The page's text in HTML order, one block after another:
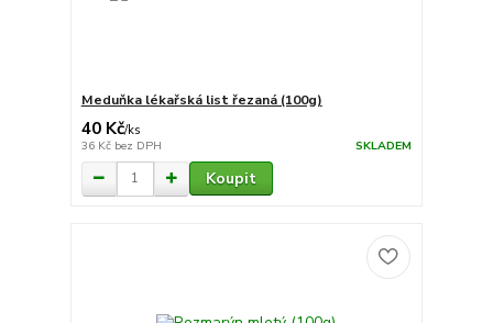
Meduňka lékařská list řezaná (100g)
40 Kč/ks
36 Kč bez DPH SKLADEM
Koupit